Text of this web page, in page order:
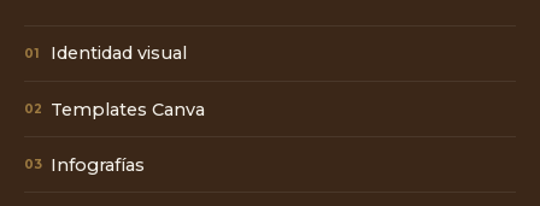
01 Identidad visual
02 Templates Canva
03 Infografías